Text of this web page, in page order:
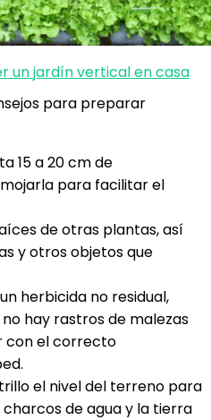
un jardín vertical en casa
para preparar
15 a 20 cm de
para facilitar el
de otras plantas, así
y otros objetos que
herbicida no residual,
hay rastros de malezas
con el correcto
el nivel del terreno para
de agua y la tierra